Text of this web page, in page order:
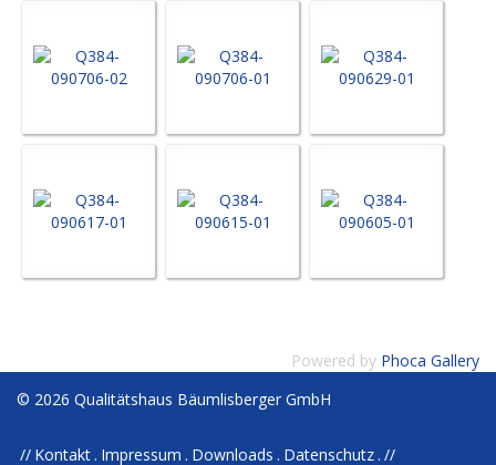
Powered by Phoca Gallery
© 2026 Qualitätshaus Bäumlisberger GmbH
Kontakt Impressum Downloads Datenschutz //